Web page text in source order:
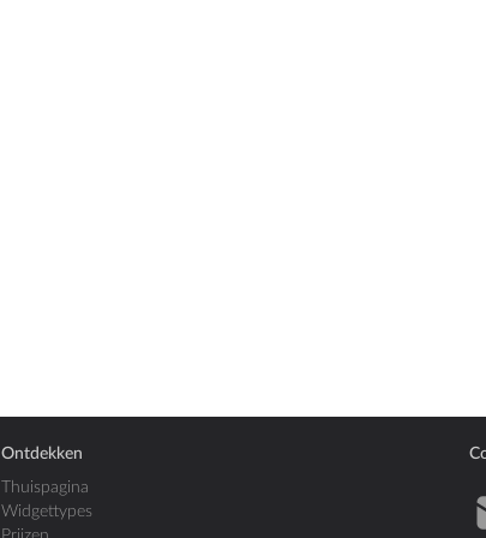
Ontdekken
Thuispagina
Widgettypes